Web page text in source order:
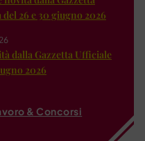
26 e 30 giugno 2026
dalla Gazzetta Ufficiale
2026
& Concorsi